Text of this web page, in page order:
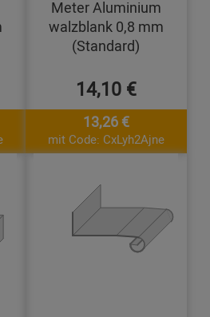
Meter Aluminium
walzblank 0,8 mm
(Standard)
14,10 €
13,26 €
mit Code: CxLyh2Ajne